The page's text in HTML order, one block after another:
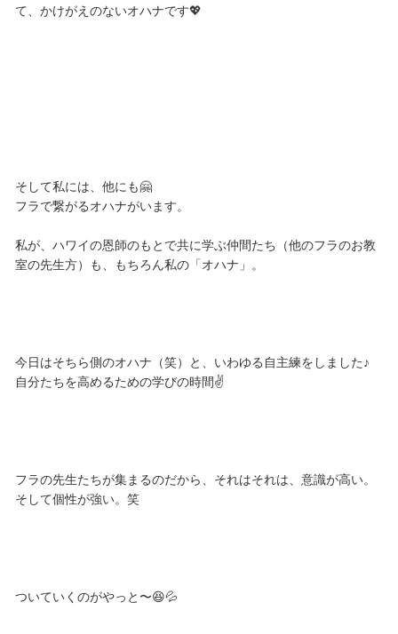
て、かけがえのないオハナです💖
そして私には、他にも🤗
フラで繋がるオハナがいます。
私が、ハワイの恩師のもとで共に学ぶ仲間たち（他のフラのお教
室の先生方）も、もちろん私の「オハナ」。
今日はそちら側のオハナ（笑）と、いわゆる自主練をしました♪
自分たちを高めるための学びの時間✌️
フラの先生たちが集まるのだから、それはそれは、意識が高い。
そして個性が強い。笑
ついていくのがやっと〜😆💦